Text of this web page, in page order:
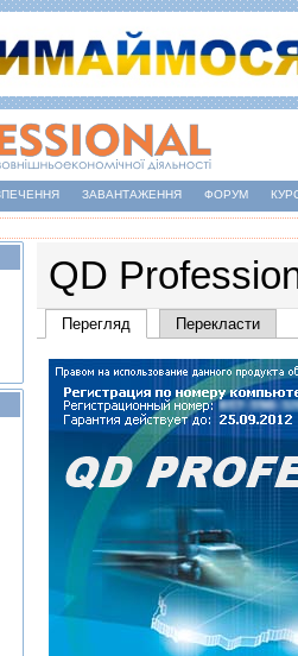
ЗАВАНТАЖЕННЯ ФОРУМ
QD
Основні вкладки
Перегляд(активна вкладка)
Перекласти